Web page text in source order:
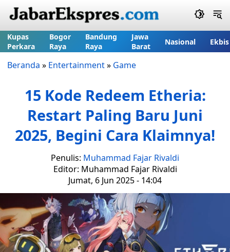
Kupas
Perkara
Bogor
Raya
Bandung
Raya
Jawa
Barat
Nasional Ekbis
Beranda » Entertainment» Game
15 Kode Redeem Etheria:
Restart Paling Baru Juni
2025, Begini Cara Klaimnya!
Penulis: Muhammad Fajar Rivaldi
Editor: Muhammad Fajar Rivaldi
Jumat, 6 Jun 2025 - 14:04